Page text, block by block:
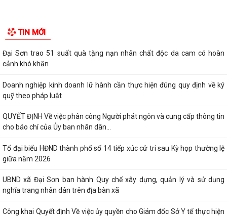
TIN MỚI
Đại Sơn trao 51 suất quà tặng nạn nhân chất độc da cam có hoàn
cảnh khó khăn
Doanh nghiệp kinh doanh lữ hành cần thực hiện đúng quy định về ký
quỹ theo pháp luật
QUYẾT ĐỊNH Về việc phân công Người phát ngôn và cung cấp thông tin
cho báo chí của Ủy ban nhân dân...
Tổ đại biểu HĐND thành phố số 14 tiếp xúc cử tri sau Kỳ họp thường lệ
giữa năm 2026
UBND xã Đại Sơn ban hành Quy chế xây dựng, quản lý và sử dụng
nghĩa trang nhân dân trên địa bàn xã
Công khai Quyết định Về việc ủy quyền cho Giám đốc Sở Y tế thực hiện